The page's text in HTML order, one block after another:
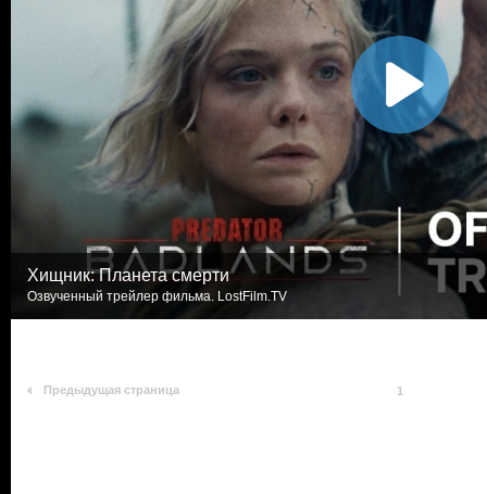
Хищник: Планета смерти
Озвученный трейлер фильма. LostFilm.TV
Предыдущая страница 1